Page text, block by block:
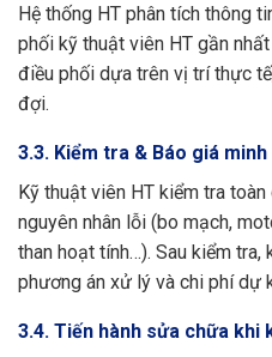
Hệ thống HT phân tích thông
phối kỹ thuật viên HT gần
điều phối dựa trên vị trí thực
đợi.
3.3. Kiểm tra & Báo giá minh
Kỹ thuật viên HT kiểm tra
nguyên nhân lỗi (bo mạch,
than hoạt tính…). Sau kiểm
phương án xử lý và chi phí dự
3.4. Tiến hành sửa chữa khi